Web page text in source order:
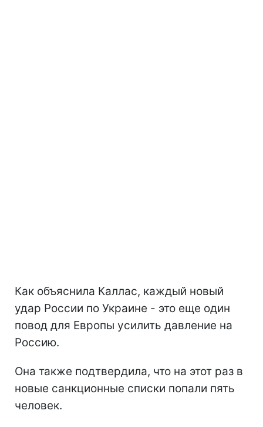
Как объяснила Каллас, каждый новый
удар России по Украине - это еще один
повод для Европы усилить давление на
Россию.
Она также подтвердила, что на этот раз в
новые санкционные списки попали пять
человек.